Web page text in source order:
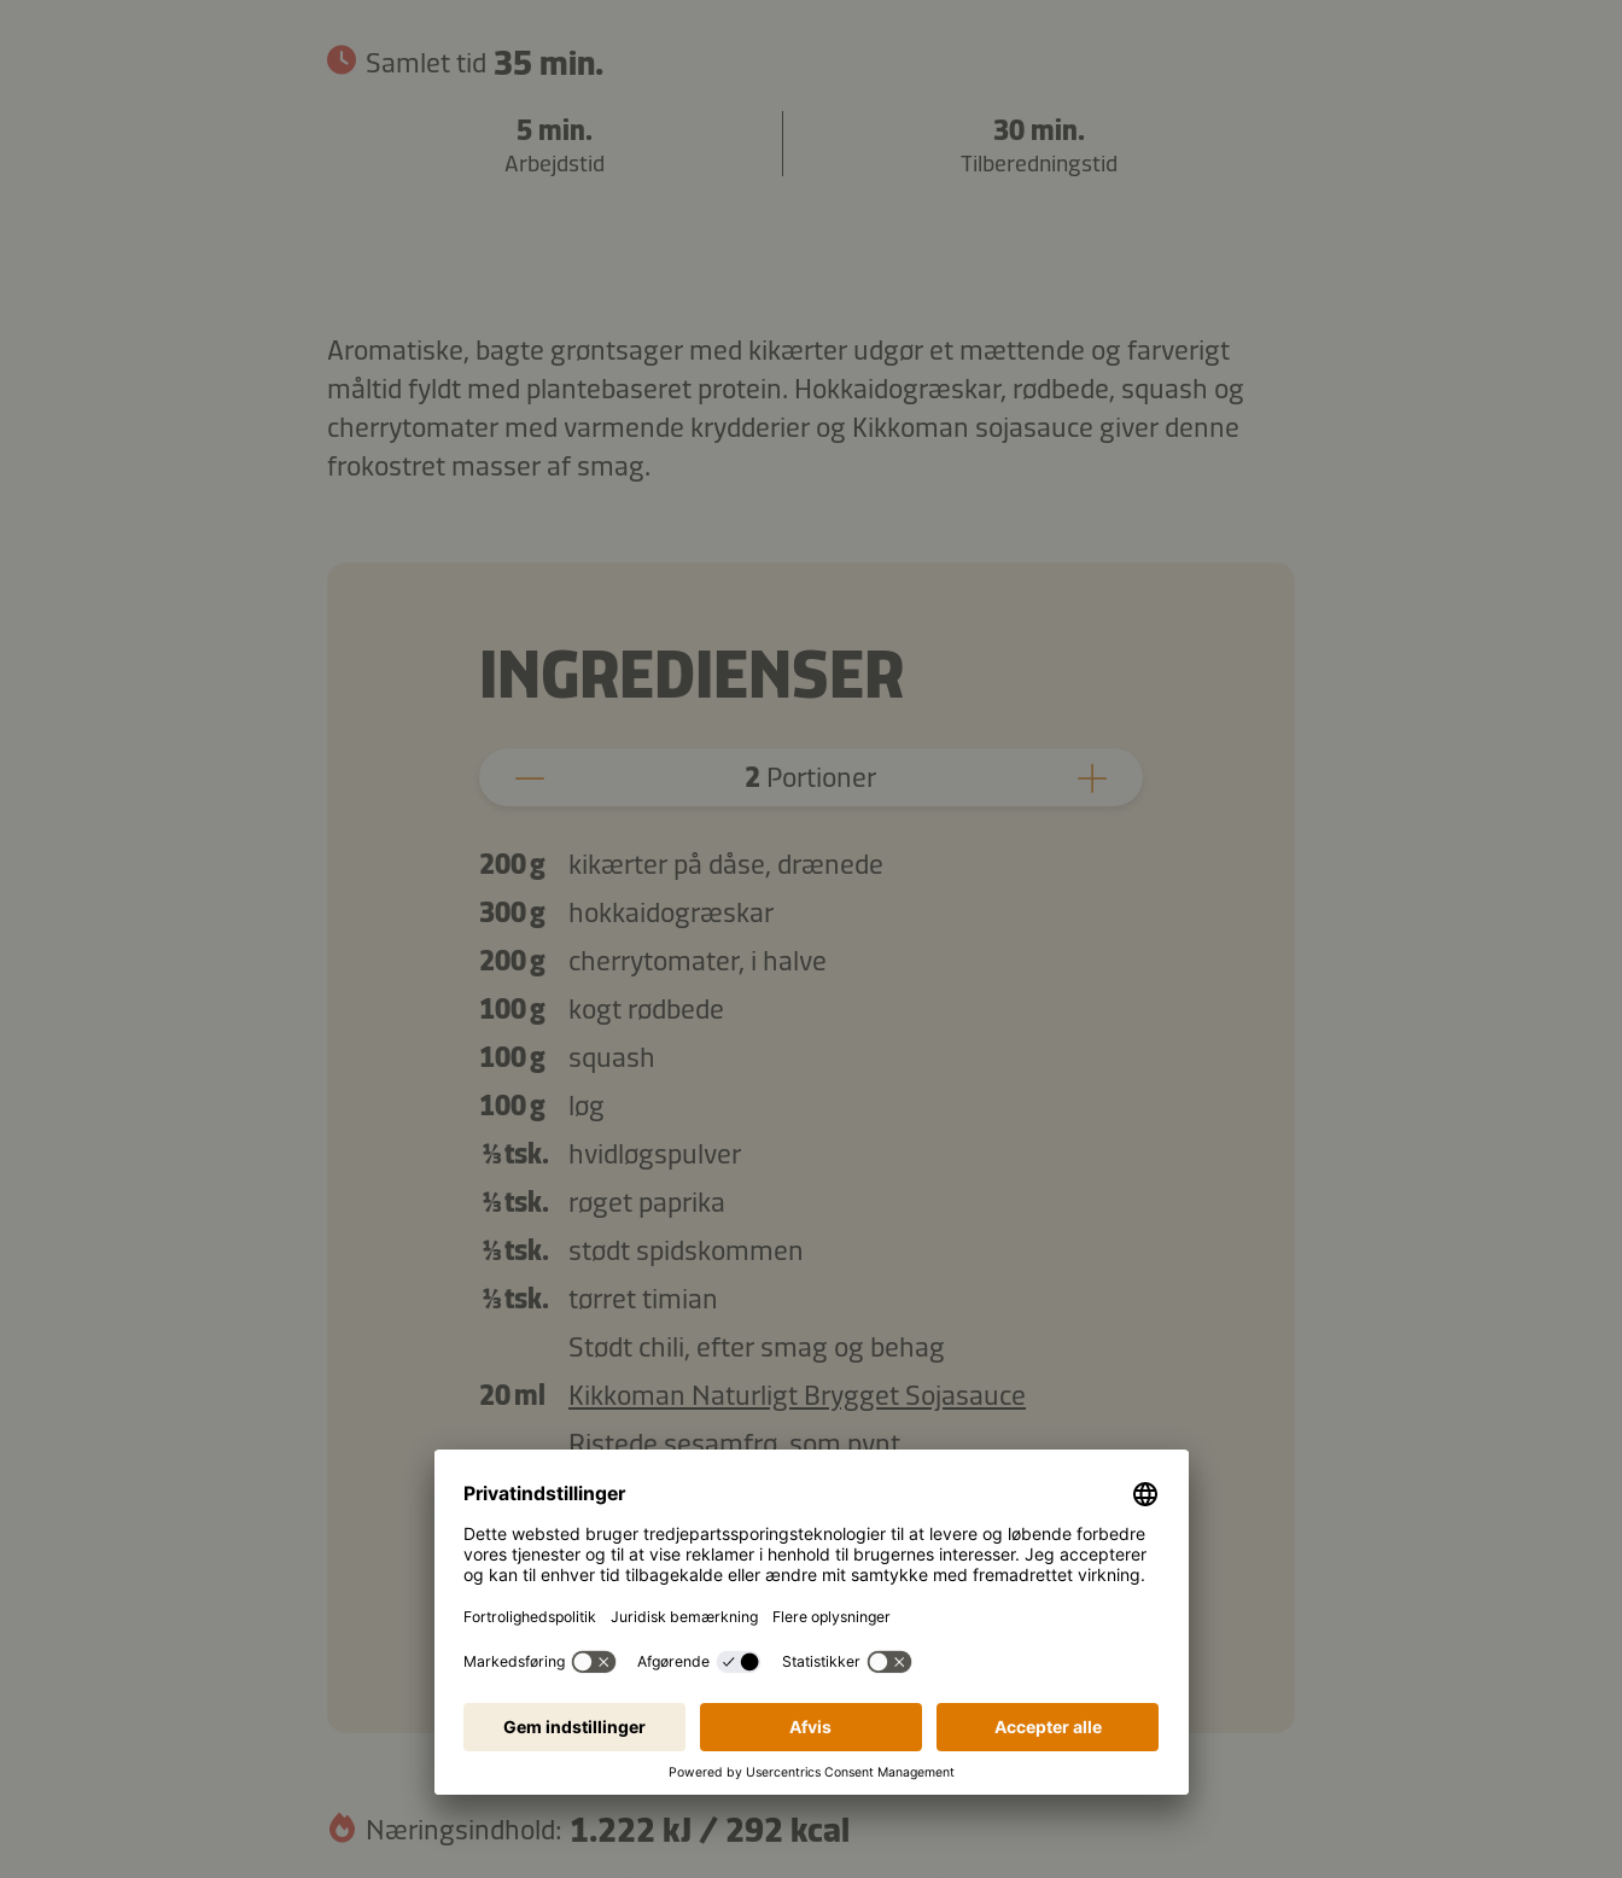
Samlet tid 35 min.
5 min.
Arbejdstid
30 min.
Tilberedningstid
Aromatiske, bagte grøntsager med kikærter udgør et mættende og farverigt
måltid fyldt med plantebaseret protein. Hokkaidogræskar, rødbede, squash og
cherrytomater med varmende krydderier og Kikkoman sojasauce giver denne
frokostret masser af smag.
INGREDIENSER
2 Portioner
200 g
kikærter på dåse, drænede
300 g
hokkaidogræskar
200 g
cherrytomater, i halve
100 g
kogt rødbede
100 g
squash
100 g
løg
⅓ tsk.
hvidløgspulver
⅓ tsk.
røget paprika
⅓ tsk.
stødt spidskommen
⅓ tsk. tørret timian
Stødt chili, efter smag og behag
20 ml
Kikkoman Naturligt Brygget Sojasauce
Ristede sesamfrø, som pynt
Frisk persille, som pynt
Kopier ingredienserne
Næringsindhold: 1.222 kJ/292 kcal